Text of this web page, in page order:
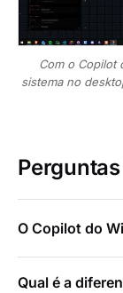
Com o Copilot
sistema no
O Copilot do
Qual é a